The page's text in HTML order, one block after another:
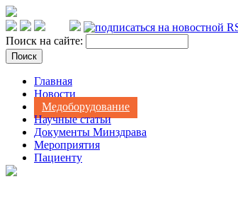
Поиск на сайте:
Главная
Новости
Медоборудование
Научные статьи
Документы Минздрава
Мероприятия
Пациенту